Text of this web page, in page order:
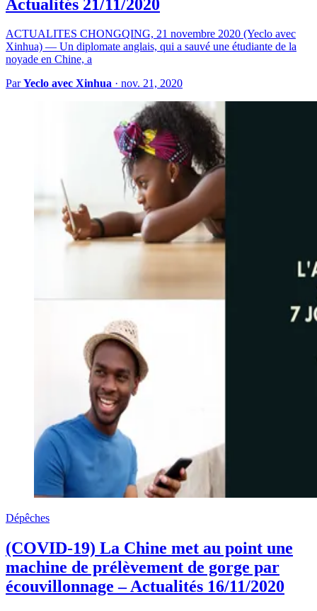
Actualités 21/11/2020
ACTUALITES CHONGQING, 21 novembre 2020 (Yeclo avec
Xinhua) — Un diplomate anglais, qui a sauvé une étudiante de la
noyade en Chine, a
ParYeclo avec Xinhua · nov. 21, 2020
Dépêches
(COVID-19) La Chine met au point une
machine de prélèvement de gorge par
écouvillonnage – Actualités 16/11/2020